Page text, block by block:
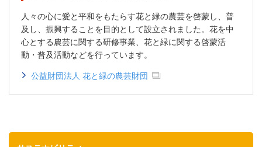
人々の心に愛と平和をもたらす花と緑の農芸を啓蒙し、普
及し、振興することを目的として設立されました。花を中
心とする農芸に関する研修事業、花と緑に関する啓蒙活
動・普及活動などを行っています。
公益財団法人 花と緑の農芸財団